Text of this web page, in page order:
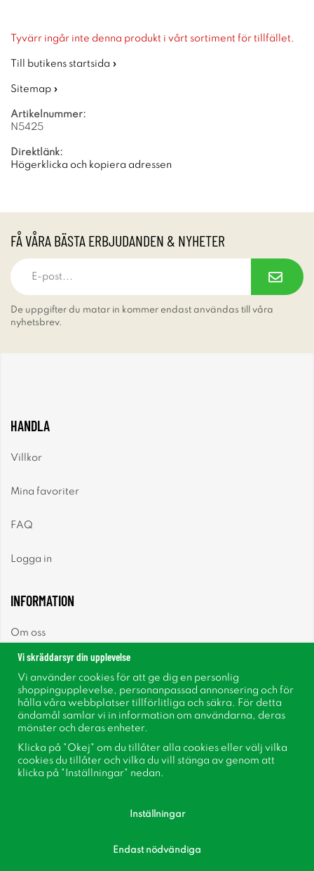
Tyvärr ingår inte denna produkt i vårt sortiment för tillfället.
Till butikens startsida »
Sitemap »
Artikelnummer:
N5425
Direktlänk:
Högerklicka och kopiera adressen
FÅ VÅRA BÄSTA ERBJUDANDEN & NYHETER
De uppgifter du matar in kommer endast användas till våra
nyhetsbrev.
HANDLA
Villkor
Mina favoriter
FAQ
Logga in
INFORMATION
Om oss
Nyhetsbrev
Om cookies
Inspiration
Vi skräddarsyr din upplevelse
Vi använder cookies för att ge dig en personlig
shoppingupplevelse, personanpassad annonsering och för
hålla våra webbplatser tillförlitliga och säkra. För detta
ändamål samlar vi in information om användarna, deras
mönster och deras enheter.
Klicka på "Okej" om du tillåter alla cookies eller välj vilka
cookies du tillåter och vilka du vill stänga av genom att
klicka på "Inställningar" nedan.
Inställningar
Endast nödvändiga